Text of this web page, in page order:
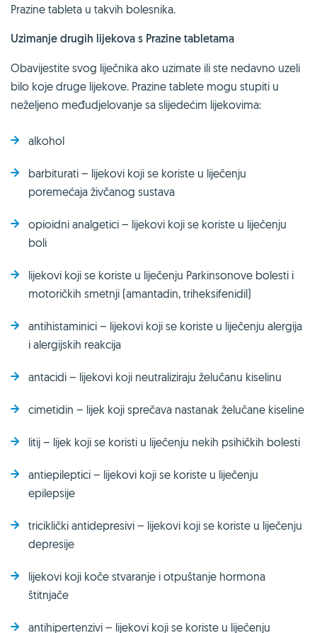
Prazine tableta u takvih bolesnika.
Uzimanje drugih lijekova s Prazine tabletama
Obavijestite svog liječnika ako uzimate ili ste nedavno uzeli
bilo koje druge lijekove. Prazine tablete mogu stupiti u
neželjeno međudjelovanje sa slijedećim lijekovima:
alkohol
barbiturati – lijekovi koji se koriste u liječenju
poremećaja živčanog sustava
opioidni analgetici – lijekovi koji se koriste u liječenju
boli
lijekovi koji se koriste u liječenju Parkinsonove bolesti i
motoričkih smetnji (amantadin, triheksifenidil)
antihistaminici – lijekovi koji se koriste u liječenju alergija
i alergijskih reakcija
antacidi – lijekovi koji neutraliziraju želučanu kiselinu
cimetidin – lijek koji sprečava nastanak želučane kiseline
litij – lijek koji se koristi u liječenju nekih psihičkih bolesti
antiepileptici – lijekovi koji se koriste u liječenju
epilepsije
triciklički antidepresivi – lijekovi koji se koriste u liječenju
depresije
lijekovi koji koče stvaranje i otpuštanje hormona
štitnjače
antihipertenzivi – lijekovi koji se koriste u liječenju